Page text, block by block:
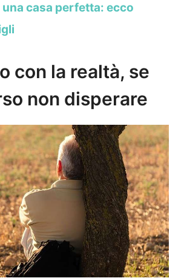
casa perfetta: ecco
con la realtà, se
non disperare